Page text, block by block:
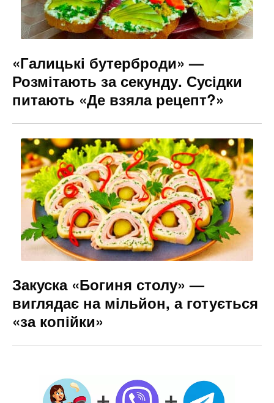
«Галицькі бутерброди» —
Розмітають за секунду. Сусідки
питають «Де взяла рецепт?»
Закуска «Богиня столу» —
виглядає на мільйон, а готується
«за копійки»